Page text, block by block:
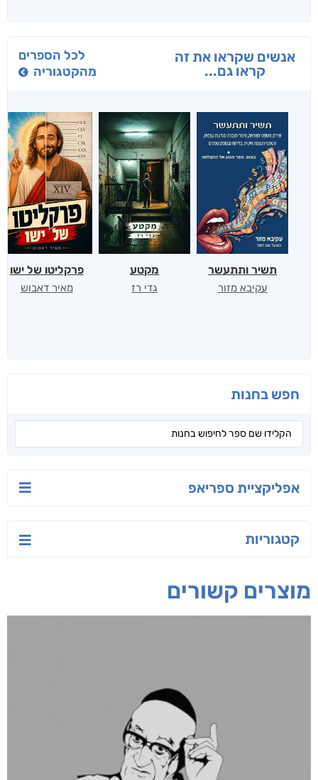
חפש בחנות
אפליקציית ספריאפ
קטגוריות
אנשים שקראו את זה
קראו גם...
לכל הספרים
מהקטגוריה
תשיר ותתעשר
עקיבא מזור
מקטע
גדי רז
פרקליטו של ישו
מאיר דאבוש
מוצרים קשורים